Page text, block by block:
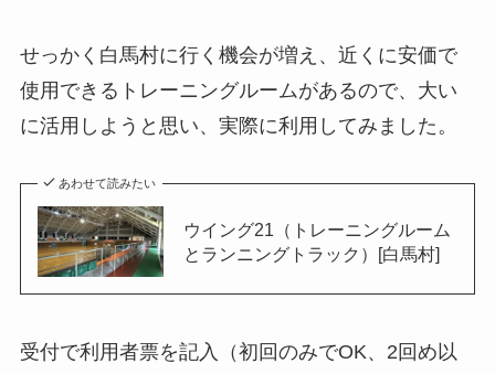
せっかく白馬村に行く機会が増え、近くに安価で
使用できるトレーニングルームがあるので、大い
に活用しようと思い、実際に利用してみました。
あわせて読みたい
ウイング21（トレーニングルーム
とランニングトラック）[白馬村]
受付で利用者票を記入（初回のみでOK、2回め以